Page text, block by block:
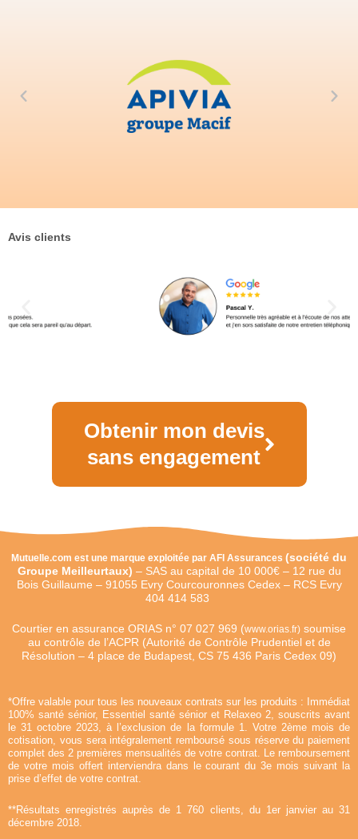
Avis clients
Obtenir mon devis
sans engagement
Mutuelle.com est une marque exploitée par AFI Assurances (société du
Groupe Meilleurtaux) – SAS au capital de 10 000€ – 12 rue du
Bois Guillaume – 91055 Evry Courcouronnes Cedex – RCS Evry
404 414 583
Courtier en assurance ORIAS n° 07 027 969 (www.orias.fr) soumise
au contrôle de l’ACPR (Autorité de Contrôle Prudentiel et de
Résolution – 4 place de Budapest, CS 75 436 Paris Cedex 09)
*Offre valable pour tous les nouveaux contrats sur les produits : Immédiat
100% santé sénior, Essentiel santé sénior et Relaxeo 2, souscrits avant
le 31 octobre 2023, à l’exclusion de la formule 1. Votre 2ème mois de
cotisation, vous sera intégralement remboursé sous réserve du paiement
complet des 2 premières mensualités de votre contrat. Le remboursement
de votre mois offert interviendra dans le courant du 3e mois suivant la
prise d’effet de votre contrat.
**Résultats enregistrés auprès de 1 760 clients, du 1er janvier au 31
décembre 2018.